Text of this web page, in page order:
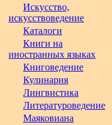
Искусство,
искусствоведение
Каталоги
Книги на
иностранных языках
Книговедение
Кулинария
Лингвистика
Литературоведение
Маяковиана